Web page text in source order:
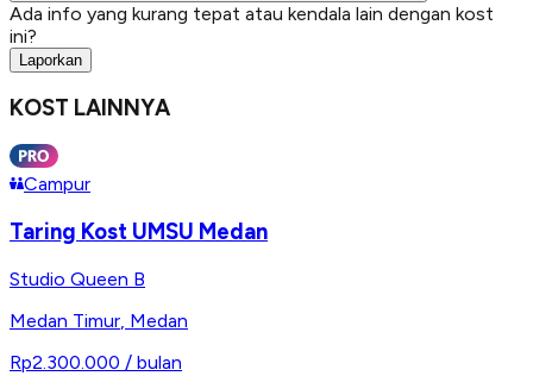
Ada info yang kurang tepat atau kendala lain dengan kost
ini?
Laporkan
KOST LAINNYA
Campur
Taring Kost UMSU Medan
Studio Queen B
Medan Timur Medan
Rp2.300.000 / bulan